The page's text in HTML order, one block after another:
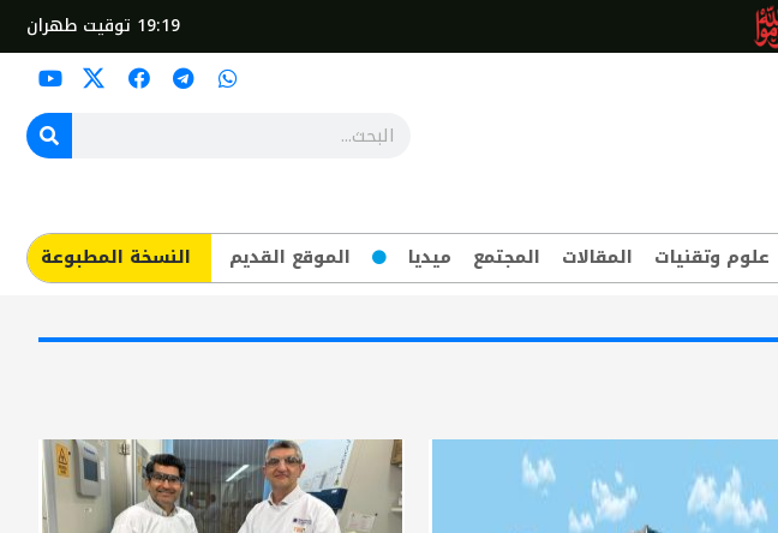
19:19 توقيت طهران
علوم وتقنيات المقالات المجتمع ميديا الموقع القديم ​النسخة المطبوعة